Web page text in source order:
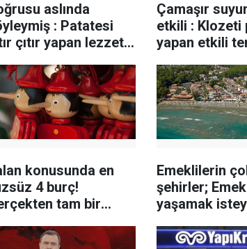
aslında
: Patatesi
çıtır yapan lezzet
Çamaşır
etkili : Klozeti
yapan etkili
konusunda en
4 burç!
tam bir
Emeklilerin
şehirler;
yaşamak